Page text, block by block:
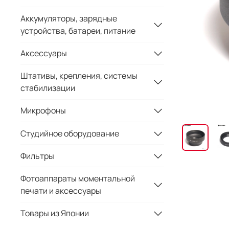
Аккумуляторы, зарядные
устройства, батареи, питание
Аксессуары
Штативы, крепления, системы
стабилизации
Микрофоны
Студийное оборудование
Фильтры
Фотоаппараты моментальной
печати и аксессуары
Товары из Японии